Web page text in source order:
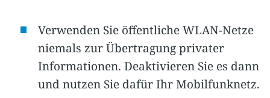
Verwenden Sie öffentliche WLAN-Netze
niemals zur Übertragung privater
Informationen. Deaktivieren Sie es dann
und nutzen Sie dafür Ihr Mobilfunknetz.